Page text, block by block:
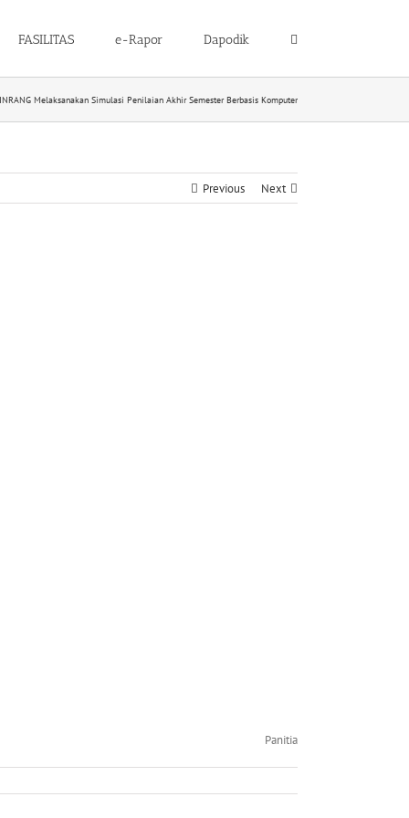
FASILITAS e-Rapor Dapodik
Melaksanakan Simulasi Penilaian Akhir Semester Berbasis Komputer
Previous Next
Panitia